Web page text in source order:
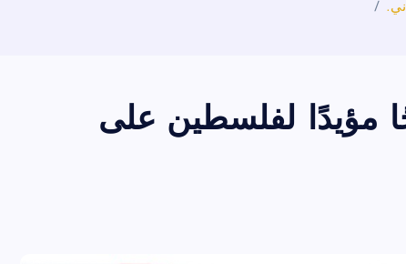
مؤيدًا لفلسطين على